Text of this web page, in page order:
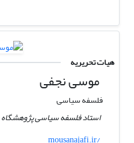
هیات تحریریه
موسی نجفی
فلسفه سیاسی
استاد فلسفه سیاسی پژوهشگاه